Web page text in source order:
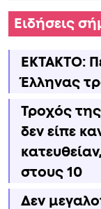
Ειδήσεις
ΕΚΤΑΚΤΟ:
Έλληνας
Τροχός
δεν είπε
στους 10
Δεν